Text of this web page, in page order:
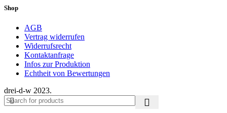
Shop
AGB
Vertrag widerrufen
Widerrufsrecht
Kontaktanfrage
Infos zur Produktion
Echtheit von Bewertungen
drei-d-w 2023.